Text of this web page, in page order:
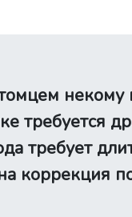
некому
требуется
требует
коррекция